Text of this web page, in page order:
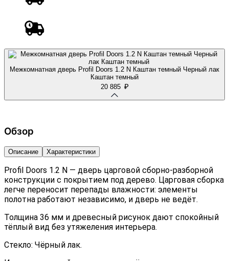
Межкомнатная дверь Profil Doors 1.2 N Каштан темный Черный лак
Каштан темный
20 885 ₽
Обзор
Описание Характеристики
Profil Doors 1.2 N — дверь царговой сборно-разборной
конструкции с покрытием под дерево. Царговая сборка
легче переносит перепады влажности: элементы
полотна работают независимо, и дверь не ведёт.
Толщина 36 мм и древесный рисунок дают спокойный
тёплый вид без утяжеления интерьера.
Стекло: Чёрный лак.